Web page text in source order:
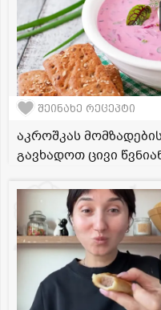
შეინახე რეცეპტი
აკროშკას
გავხადოთ ცივი